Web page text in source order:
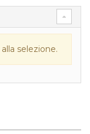
selezione.